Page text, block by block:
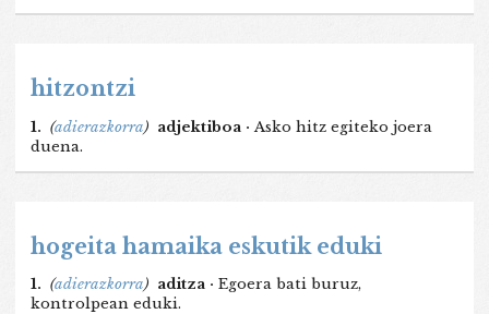
hitzontzi
1. (adierazkorra) adjektiboa · Asko hitz egiteko joera
duena.
hogeita hamaika eskutik eduki
1. (adierazkorra) aditza · Egoera bati buruz,
kontrolpean eduki.